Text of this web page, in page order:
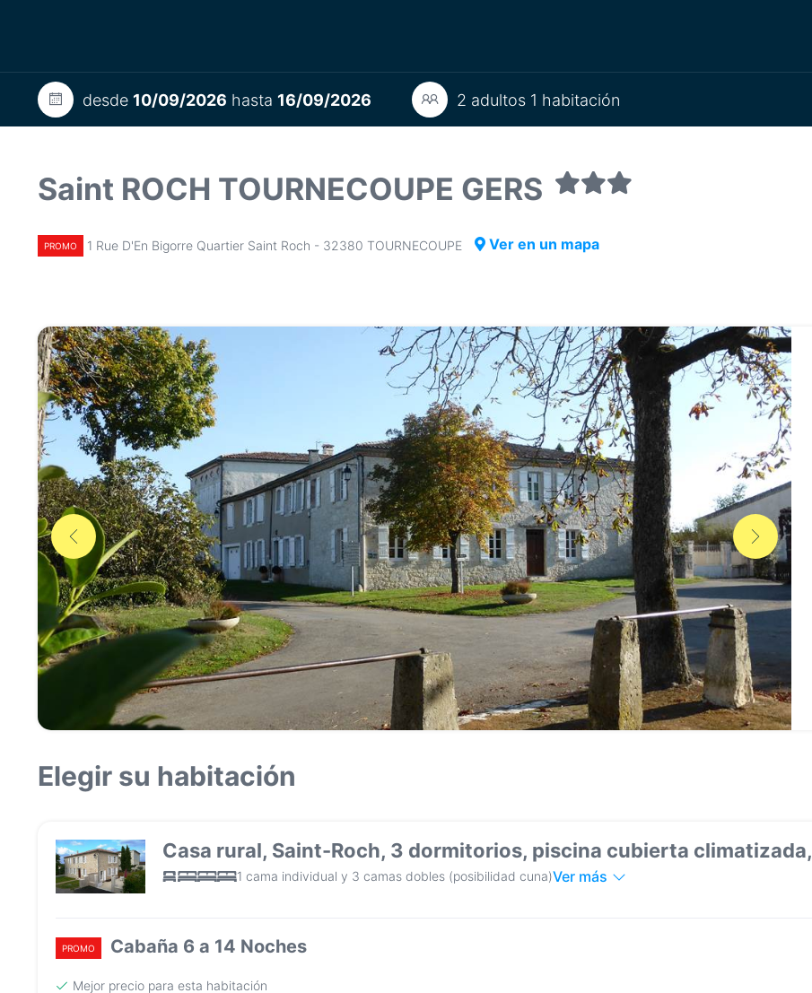
desde 10/09/2026 hasta 16/09/2026 2 adultos 1 habitación
Saint ROCH TOURNECOUPE GERS
PROMO 1 Rue D'En Bigorre Quartier Saint Roch - 32380 TOURNECOUPE Ver en un mapa
Elegir su habitación
Casa rural, Saint-Roch, 3 dormitorios, piscina cubierta
1 cama individual y 3 camas dobles (posibilidad cuna)Ver más
PROMO Cabaña 6 a 14 Noches
Mejor precio para esta habitación